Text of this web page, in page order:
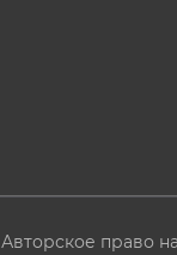
Авторское право